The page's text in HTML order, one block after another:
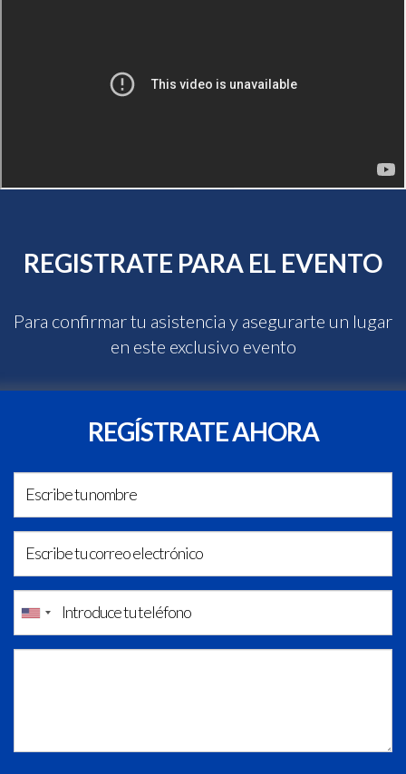
REGISTRATE PARA EL EVENTO
Para confirmar tu asistencia y asegurarte un lugar
en este exclusivo evento
REGÍSTRATE AHORA